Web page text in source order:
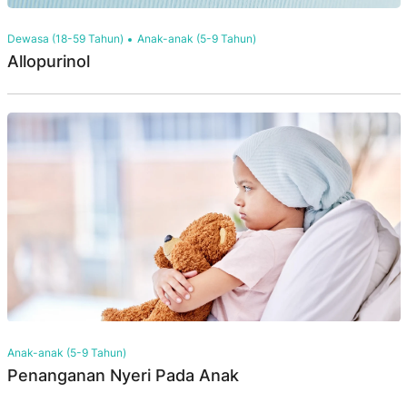
Dewasa (18-59 Tahun) Anak-anak (5-9 Tahun)
Allopurinol
Anak-anak (5-9 Tahun)
Penanganan Nyeri Pada Anak